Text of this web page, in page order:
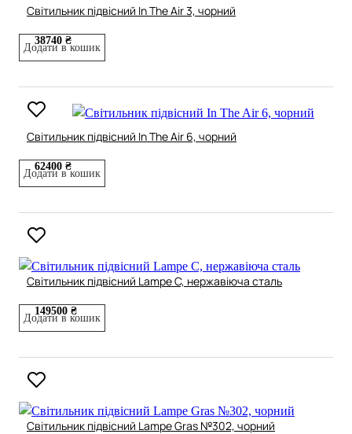
Світильник підвісний In The Air 3, чорний
38740 ₴
Додати в кошик
Світильник підвісний In The Air 6, чорний
62400 ₴
Додати в кошик
Світильник підвісний Lampe C, нержавіюча сталь
149500 ₴
Додати в кошик
Світильник підвісний Lampe Gras №302, чорний